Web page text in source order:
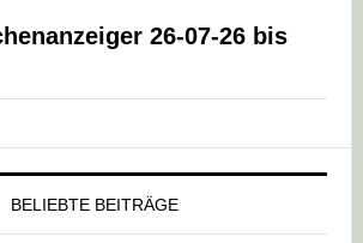
26-07-26 bis
BELIEBTE BEITRÄGE